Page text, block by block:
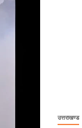
उत्तराखण्ड